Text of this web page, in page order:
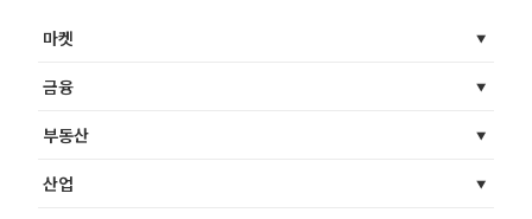
마켓
금융
부동산
산업